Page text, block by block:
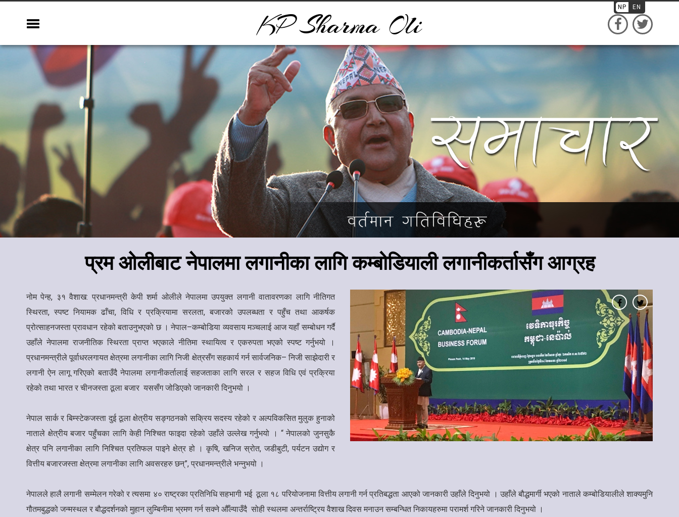
NP EN
KP Sharma Oli
प्रम ओलीबाट नेपालमा लगानीका लागि कम्बोडियाली लगानीकर्तासँग आग्रह
नोम पेन्ह, ३१ वैशाख: प्रधानमन्त्री केपी शर्मा ओलीले नेपालमा उपयुक्त लगानी वातावरणका लागि नीतिगत
स्थिरता, स्पष्ट नियामक ढाँचा, विधि र प्रक्रियामा सरलता, बजारको उपलब्धता र पहुँच तथा आकर्षक
प्रोत्साहनजस्ता प्रावधान रहेको बताउनुभएको छ । नेपाल–कम्बोडिया व्यवसाय मञ्चलाई आज यहाँ सम्बोधन गर्दै
उहाँले नेपालमा राजनीतिक स्थिरता प्राप्त भएकाले नीतिमा स्थायित्व र एकरुपता भएको स्पष्ट गर्नुभयो ।
प्रधानमन्त्रीले पूर्वाधरलगायत क्षेत्रमा लगानीका लागि निजी क्षेत्रसँग सहकार्य गर्न सार्वजनिक– निजी साझेदारी र
लगानी ऐन लागू गरिएको बताउँदै नेपालमा लगानीकर्तालाई सहजताका लागि सरल र सहज विधि एवं प्रक्रिया
रहेको तथा भारत र चीनजस्ता ठूला बजार यससँग जोडिएको जानकारी दिनुभयो ।
नेपाल सार्क र बिम्स्टेकजस्ता दुई ठूला क्षेत्रीय सङ्गठनको सक्रिय सदस्य रहेको र अल्पविकसित मुलुक हुनाको
नाताले क्षेत्रीय बजार पहुँचका लागि केही निश्चित फाइदा रहेको उहाँले उल्लेख गर्नुभयो । “ नेपालको जुनसुकै
क्षेत्र पनि लगानीका लागि निश्चित प्रतिफल पाइने क्षेत्र हो । कृषि, खनिज स्रोत, जडीबुटी, पर्यटन उद्योग र
वित्तीय बजारजस्ता क्षेत्रमा लगानीका लागि अवसरहरु छन्”, प्रधानमन्त्रीले भन्नुभयो ।
नेपालले हालै लगानी सम्मेलन गरेको र त्यसमा ४० राष्ट्रका प्रतिनिधि सहभागी भई ठूला १८ परियोजनामा वित्तीय लगानी गर्न प्रतिबद्धता आएको जानकारी उहाँले दिनुभयो । उहाँले बौद्धमार्गी भएको नाताले कम्बोडियालीले शाक्यमुनि
गौतमबुद्धको जन्मस्थल र बौद्धदर्शनको मुहान लुम्बिनीमा भ्रमण गर्न सक्ने औँल्याउँदै सोही स्थलमा अन्तर्राष्ट्रिय वैशाख दिवस मनाउन सम्बन्धित निकायहरुमा परामर्श गरिने जानकारी दिनुभयो ।